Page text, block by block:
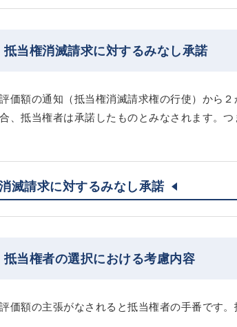
当権消滅請求に対するみなし承諾
価額の通知（抵当権消滅請求権の行使）から
、抵当権者は承諾したものとみなされます。
滅請求に対するみなし承諾
当権者の選択における考慮内容
価額の主張がなされると抵当権者の手番です